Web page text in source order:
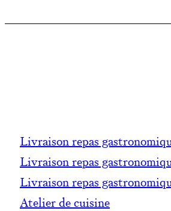
Livraison repas
Livraison repas
Livraison repas
Atelier de cuisine